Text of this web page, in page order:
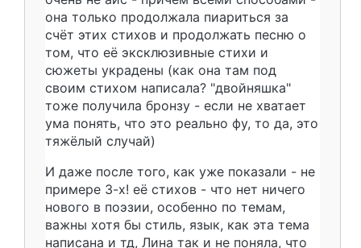
она только продолжала пиариться за
счёт этих стихов и продолжать песню о
том, что её эксклюзивные стихи и
сюжеты украдены (как она там под
своим стихом написала? "двойняшка"
тоже получила бронзу - если не хватает
ума понять, что это реально фу, то да, это
тяжёлый случай)
И даже после того, как уже показали - не
примере 3-х! её стихов - что нет ничего
нового в поэзии, особенно по темам,
важны хотя бы стиль, язык, как эта тема
написана и тд, Лина так и не поняла, что